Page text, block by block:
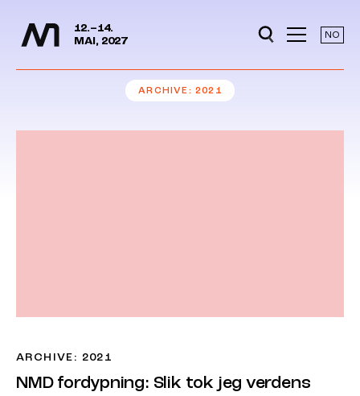
Jump to content
12.–14.
MAI, 2027
NO
ARCHIVE 2021
ARCHIVE: 2021
NMD fordypning: Slik tok jeg verdens